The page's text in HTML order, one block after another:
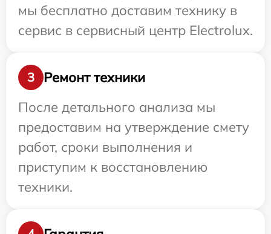
мы бесплатно доставим технику в
сервис в сервисный центр Electrolux.
3
Ремонт техники
После детального анализа мы
предоставим на утверждение смету
работ, сроки выполнения и
приступим к восстановлению
техники.